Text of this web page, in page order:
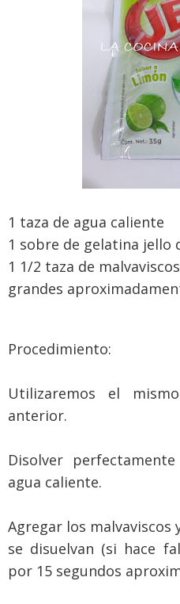
1 taza de agua caliente
1 sobre de gelatina jello
1 1/2 taza de
grandes
Procedimiento:
Utilizaremos el
anterior.
Disolver
agua caliente.
Agregar los malvaviscos
se disuelvan (si hace
por 15 segundos